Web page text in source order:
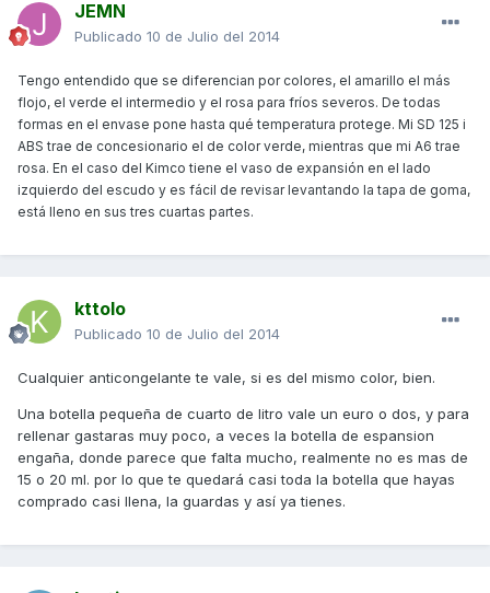
JEMN
Publicado 10 de Julio del 2014
Tengo entendido que se diferencian por colores, el amarillo el más
flojo, el verde el intermedio y el rosa para fríos severos. De todas
formas en el envase pone hasta qué temperatura protege. Mi SD 125 i
ABS trae de concesionario el de color verde, mientras que mi A6 trae
rosa. En el caso del Kimco tiene el vaso de expansión en el lado
izquierdo del escudo y es fácil de revisar levantando la tapa de goma,
está lleno en sus tres cuartas partes.
kttolo
Publicado 10 de Julio del 2014
Cualquier anticongelante te vale, si es del mismo color, bien.
Una botella pequeña de cuarto de litro vale un euro o dos, y para
rellenar gastaras muy poco, a veces la botella de espansion
engaña, donde parece que falta mucho, realmente no es mas de
15 o 20 ml. por lo que te quedará casi toda la botella que hayas
comprado casi llena, la guardas y así ya tienes.